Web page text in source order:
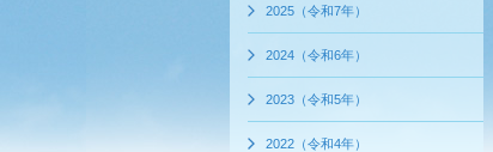
商品ラインアップ
テクノロジー（住まいの性能）
賃貸住宅
賃貸併用住宅
店舗・各種施設
ミサワリフォームとは
リフォームの流れ
リフォームメニュー
複合開発事業（ASMACI-アスマチ-）
再開発・官民連携事業
分譲マンション開発事業
住まいるりんぐ（ロングサポート）
アフターメンテナンス
ニュース
MISAWAについて
ミサワホームグループ
2025（令和7年）
2024（令和6年）
2023（令和5年）
2022（令和4年）